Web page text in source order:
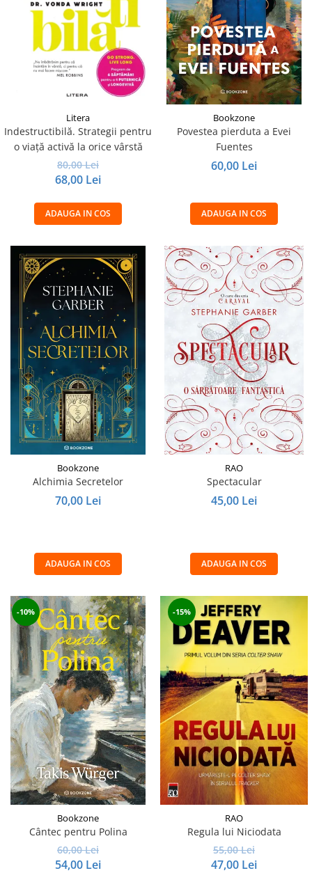
Litera
Indestructibilă. Strategii pentru
o viață activă la orice vârstă
80,00 Lei
68,00 Lei
ADAUGA IN COS
Bookzone
Povestea pierduta a Evei
Fuentes
60,00 Lei
ADAUGA IN COS
Bookzone
Alchimia Secretelor
70,00 Lei
ADAUGA IN COS
RAO
Spectacular
45,00 Lei
ADAUGA IN COS
-10%
Bookzone
Cântec pentru Polina
60,00 Lei
54,00 Lei
-15%
RAO
Regula lui Niciodata
55,00 Lei
47,00 Lei